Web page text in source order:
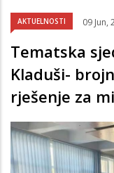
AKTUELNOSTI 09 Jun,
Tematska
Kladuši-
rješenje za